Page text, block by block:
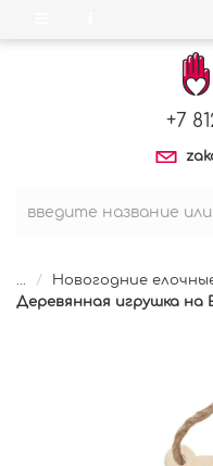
+7
...
Новогодние
Деревянная игрушка на